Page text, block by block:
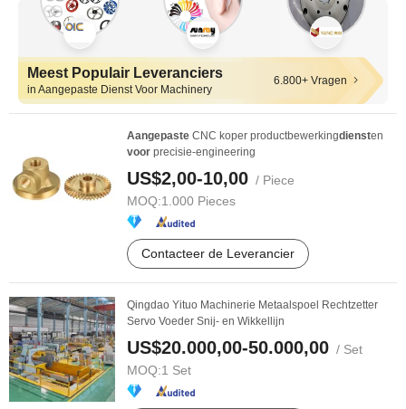
Meest Populair Leveranciers
in Aangepaste Dienst Voor Machinery
6.800+ Vragen
Aangepaste CNC koper productbewerkingdiensten
voor precisie-engineering
US$2,00-10,00 / Piece
MOQ:1.000 Pieces
Contacteer de Leverancier
Qingdao Yituo Machinerie Metaalspoel Rechtzetter
Servo Voeder Snij- en Wikkellijn
US$20.000,00-50.000,00 / Set
MOQ:1 Set